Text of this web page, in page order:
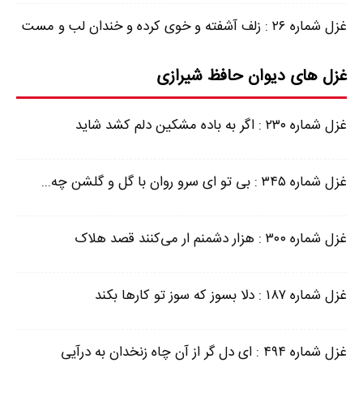
غزل شماره ۲۶ : زلف آشفته و خوی کرده و خندان لب و مست
غزل های دیوان حافظ شیرازی
غزل شماره ۲۳۰ : اگر به باده مشکین دلم کشد شاید
غزل شماره ۳۴۵ : بی تو ای سرو روان با گل و گلشن چه...
غزل شماره ۳۰۰ : هزار دشمنم ار می‌کنند قصد هلاک
غزل شماره ۱۸۷ : دلا بسوز که سوز تو کارها بکند
غزل شماره ۴۹۴ : ای دل گر از آن چاه زنخدان به درآیی